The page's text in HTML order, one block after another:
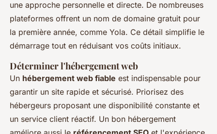
une approche personnelle et directe. De nombreuses
plateformes offrent un nom de domaine gratuit pour
la première année, comme Yola. Ce détail simplifie le
démarrage tout en réduisant vos coûts initiaux.
Déterminer l'hébergement web
Un hébergement web fiable est indispensable pour
garantir un site rapide et sécurisé. Priorisez des
hébergeurs proposant une disponibilité constante et
un service client réactif. Un bon hébergement